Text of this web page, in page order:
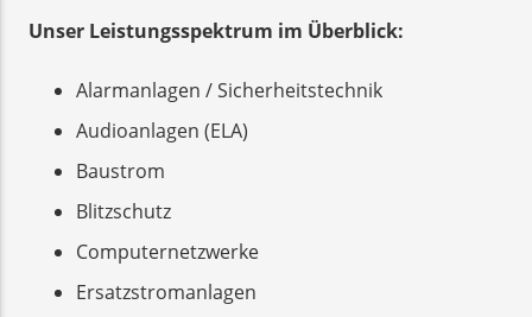
Unser Leistungsspektrum im Überblick:
Alarmanlagen / Sicherheitstechnik
Audioanlagen (ELA)
Baustrom
Blitzschutz
Computernetzwerke
Ersatzstromanlagen